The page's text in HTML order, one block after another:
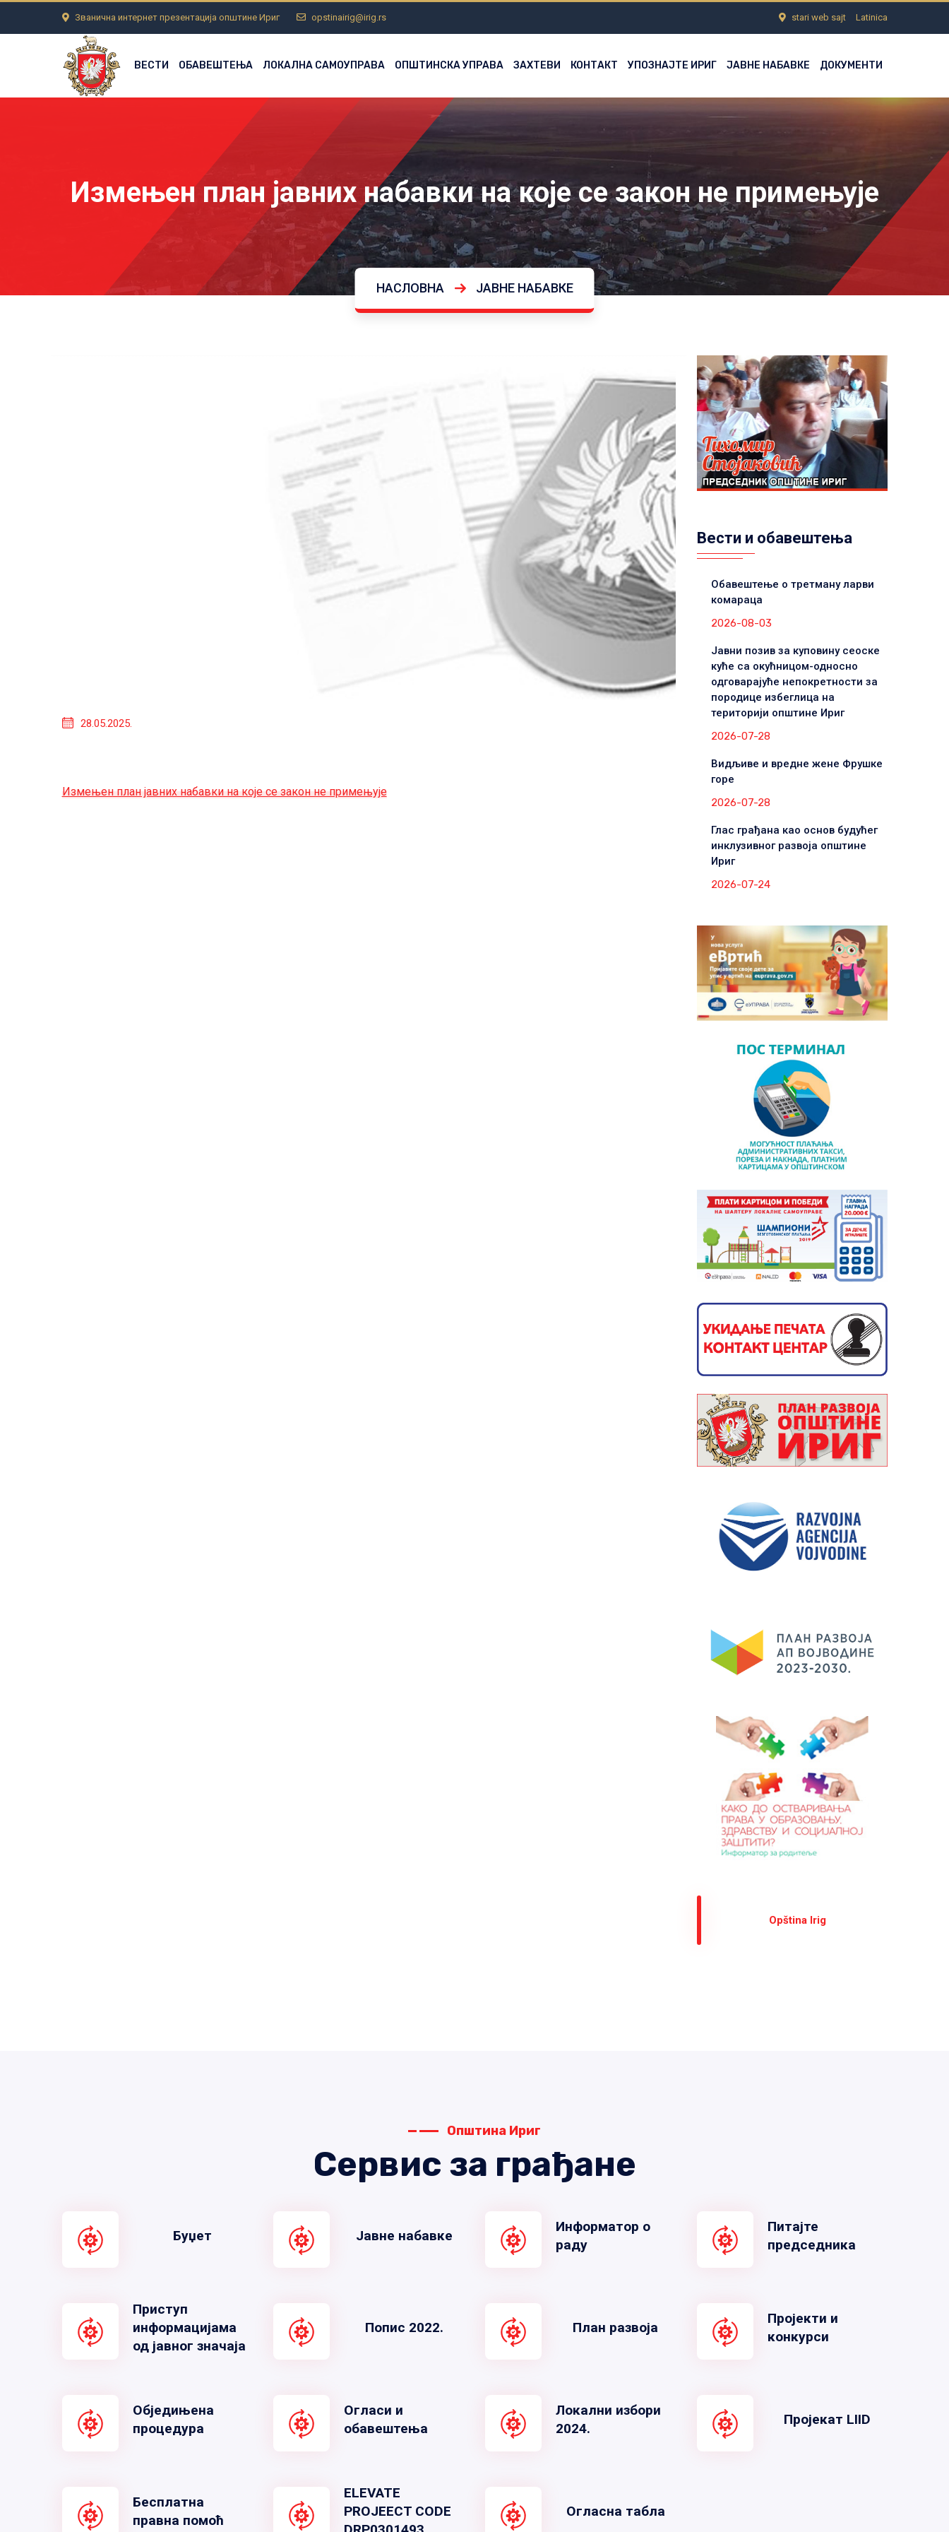
Званична интернет презентација општине Ириг opstinairig@irig.rs stari web sajt Latinica
ВЕСТИ ОБАВЕШТЕЊА ЛОКАЛНА САМОУПРАВА ОПШТИНСКА УПРАВА ЗАХТЕВИ КОНТАКТ УПОЗНАЈТЕ ИРИГ ЈАВНЕ НАБАВКЕ ДОКУМЕНТИ
Измењен план јавних набавки на које се закон не примењује
НАСЛОВНА ЈАВНЕ НАБАВКЕ
28.05.2025.
Измењен план јавних набавки на које се закон не примењује
Вести и обавештења
Обавештење о третману ларви
комараца
2026-08-03
Јавни позив за куповину сеоске
куће са окућницом-односно
одговарајуће непокретности за
породице избеглица на
територији општине Ириг
2026-07-28
Видљиве и вредне жене Фрушке
горе
2026-07-28
Глас грађана као основ будућег
инклузивног развоја општине
Ириг
2026-07-24
Оpština Irig
Општина Ириг
Сервис за грађане
Буџет Јавне набавке
Информатор о
раду
Питајте
председника
Приступ
информацијама
од јавног значаја
Попис 2022. План развоја
Пројекти и
конкурси
Обједињена
процедура
Огласи и
обавештења
Локални избори
2024.
Пројекат LIID
Бесплатна
правна помоћ
ELEVATE
PROJEECT CODE
Огласна табла